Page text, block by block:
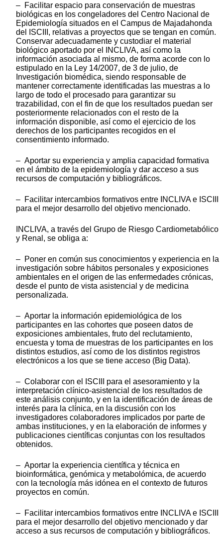
– Facilitar espacio para conservación de muestras
biológicas en los congeladores del Centro Nacional de
Epidemiología situados en el Campus de Majadahonda
del ISCIII, relativas a proyectos que se tengan en común.
Conservar adecuadamente y custodiar el material
biológico aportado por el INCLIVA, así como la
información asociada al mismo, de forma acorde con lo
estipulado en la Ley 14/2007, de 3 de julio, de
Investigación biomédica, siendo responsable de
mantener correctamente identificadas las muestras a lo
largo de todo el procesado para garantizar su
trazabilidad, con el fin de que los resultados puedan ser
posteriormente relacionados con el resto de la
información disponible, así como el ejercicio de los
derechos de los participantes recogidos en el
consentimiento informado.
– Aportar su experiencia y amplia capacidad formativa
en el ámbito de la epidemiología y dar acceso a sus
recursos de computación y bibliográficos.
– Facilitar intercambios formativos entre INCLIVA e ISCIII
para el mejor desarrollo del objetivo mencionado.
INCLIVA, a través del Grupo de Riesgo Cardiometabólico
y Renal, se obliga a:
– Poner en común sus conocimientos y experiencia en la
investigación sobre hábitos personales y exposiciones
ambientales en el origen de las enfermedades crónicas,
desde el punto de vista asistencial y de medicina
personalizada.
– Aportar la información epidemiológica de los
participantes en las cohortes que poseen datos de
exposiciones ambientales, fruto del reclutamiento,
encuesta y toma de muestras de los participantes en los
distintos estudios, así como de los distintos registros
electrónicos a los que se tiene acceso (Big Data).
– Colaborar con el ISCIII para el asesoramiento y la
interpretación clínico-asistencial de los resultados de
este análisis conjunto, y en la identificación de áreas de
interés para la clínica, en la discusión con los
investigadores colaboradores implicados por parte de
ambas instituciones, y en la elaboración de informes y
publicaciones científicas conjuntas con los resultados
obtenidos.
– Aportar la experiencia científica y técnica en
bioinformática, genómica y metabolómica, de acuerdo
con la tecnología más idónea en el contexto de futuros
proyectos en común.
– Facilitar intercambios formativos entre INCLIVA e ISCIII
para el mejor desarrollo del objetivo mencionado y dar
acceso a sus recursos de computación y bibliográficos.